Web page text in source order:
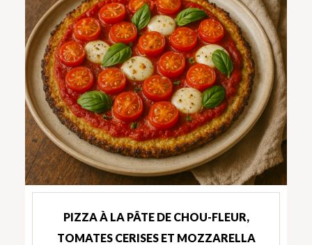
PIZZA À LA PÂTE DE CHOU-FLEUR,
TOMATES CERISES ET MOZZARELLA